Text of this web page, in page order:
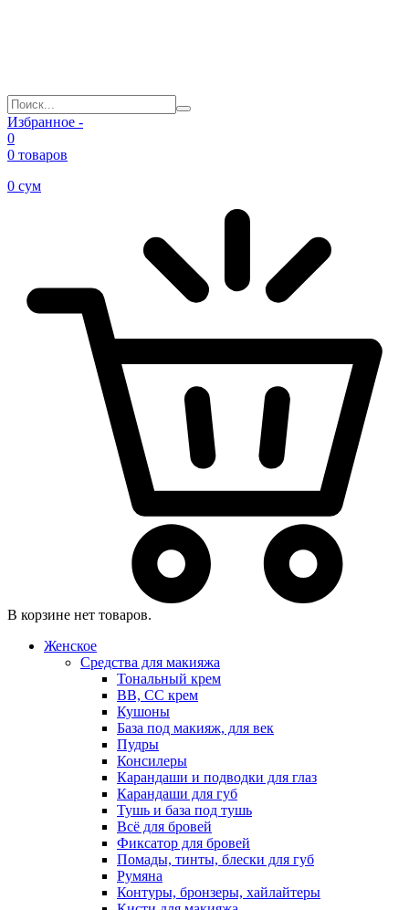
Избранное -
0
0 товаров
0 сум
В корзине нет товаров.
Женское
Средства для макияжа
Тональный крем
BB, CC крем
Кушоны
База под макияж, для век
Пудры
Консилеры
Карандаши и подводки для глаз
Карандаши для губ
Тушь и база под тушь
Всё для бровей
Фиксатор для бровей
Помады, тинты, блески для губ
Румяна
Контуры, бронзеры, хайлайтеры